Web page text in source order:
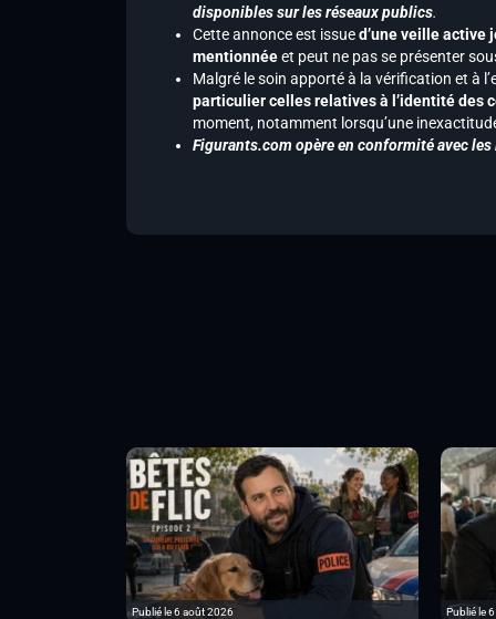
disponibles sur les réseaux publics.
Cette annonce est issued’une veille active
mentionnéeet peut ne pas se présenter
Malgré le soin apporté à la vérification et à
particulier celles relatives à l’identité des
moment, notamment lorsqu’une
Figurants.com opère en conformité avec
Publié le 6 août 2026 Publié le